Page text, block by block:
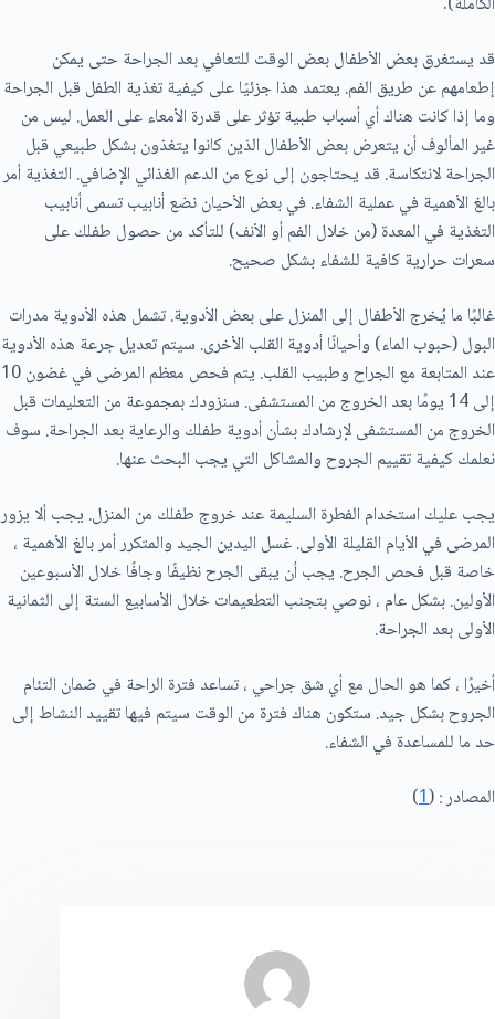
قد يستغرق بعض الأطفال بعض الوقت للتعافي بعد الجراحة حتى يمكن
إطعامهم عن طريق الفم. يعتمد هذا جزئيًا على كيفية تغذية الطفل قبل الجراحة
وما إذا كانت هناك أي أسباب طبية تؤثر على قدرة الأمعاء على العمل. ليس من
غير المألوف أن يتعرض بعض الأطفال الذين كانوا يتغذون بشكل طبيعي قبل
الجراحة لانتكاسة. قد يحتاجون إلى نوع من الدعم الغذائي الإضافي. التغذية أمر
بالغ الأهمية في عملية الشفاء. في بعض الأحيان نضع أنابيب تسمى أنابيب
التغذية في المعدة (من خلال الفم أو الأنف) للتأكد من حصول طفلك على
سعرات حرارية كافية للشفاء بشكل صحيح.
غالبًا ما يُخرج الأطفال إلى المنزل على بعض الأدوية. تشمل هذه الأدوية مدرات
البول (حبوب الماء) وأحيانًا أدوية القلب الأخرى. سيتم تعديل جرعة هذه الأدوية
عند المتابعة مع الجراح وطبيب القلب. يتم فحص معظم المرضى في غضون 10
إلى 14 يومًا بعد الخروج من المستشفى. سنزودك بمجموعة من التعليمات قبل
الخروج من المستشفى لإرشادك بشأن أدوية طفلك والرعاية بعد الجراحة. سوف
نعلمك كيفية تقييم الجروح والمشاكل التي يجب البحث عنها.
يجب عليك استخدام الفطرة السليمة عند خروج طفلك من المنزل. يجب ألا يزور
المرضى في الأيام القليلة الأولى. غسل اليدين الجيد والمتكرر أمر بالغ الأهمية ،
خاصة قبل فحص الجرح. يجب أن يبقى الجرح نظيفًا وجافًا خلال الأسبوعين
الأولين. بشكل عام ، نوصي بتجنب التطعيمات خلال الأسابيع الستة إلى الثمانية
الأولى بعد الجراحة.
أخيرًا ، كما هو الحال مع أي شق جراحي ، تساعد فترة الراحة في ضمان التئام
الجروح بشكل جيد. ستكون هناك فترة من الوقت سيتم فيها تقييد النشاط إلى
حد ما للمساعدة في الشفاء.
المصادر : (1
)